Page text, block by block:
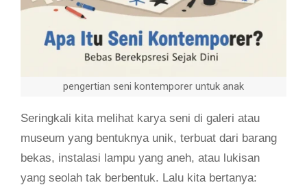
pengertian seni kontemporer untuk anak
Seringkali kita melihat karya seni di galeri atau
museum yang bentuknya unik, terbuat dari barang
bekas, instalasi lampu yang aneh, atau lukisan
yang seolah tak berbentuk. Lalu kita bertanya: